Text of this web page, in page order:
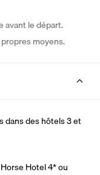
avant le départ.
moyens.
dans des hôtels 3 et
Hotel 4* ou